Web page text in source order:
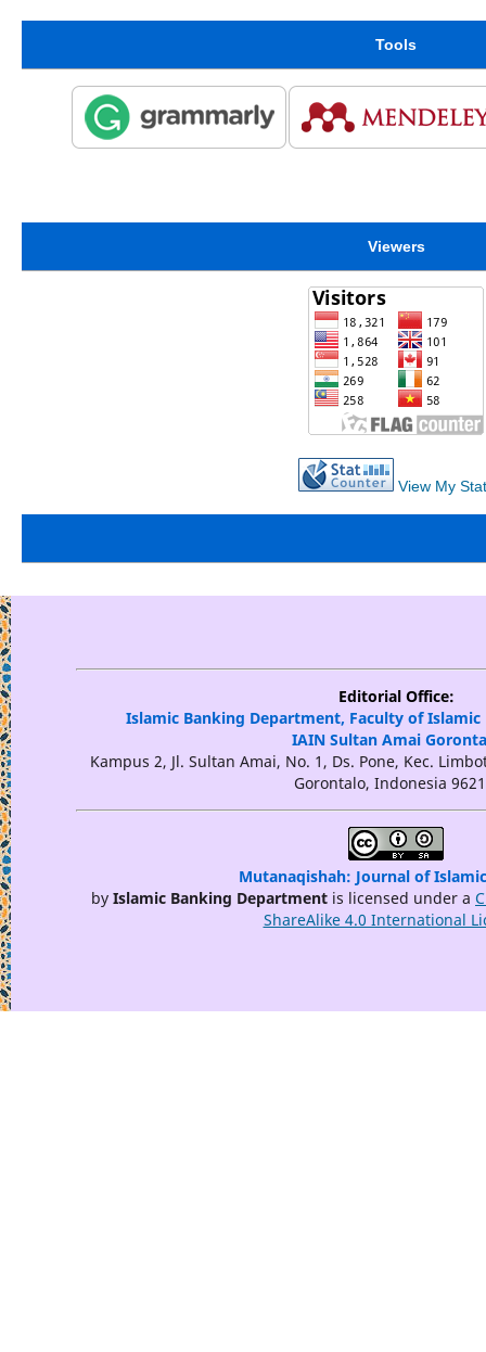
Tools
Viewers
View My
Editorial Office:
Islamic Banking Department, Faculty of Islamic
IAIN Sultan Amai
Kampus 2, Jl. Sultan Amai, No. 1, Ds. Pone, Kec.
Gorontalo, Indonesia
Mutanaqishah: Journal of
by Islamic Banking Department is licensed under a
ShareAlike 4.0 International